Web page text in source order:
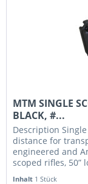
MTM SINGLE
BLACK, #...
Description
distance for
engineered and
scoped rifles, 50”
Inhalt 1 Stück